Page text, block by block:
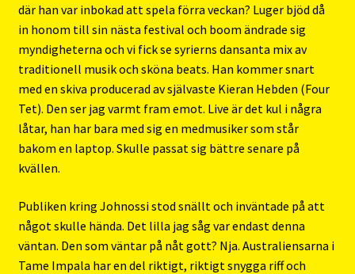
där han var inbokad att spela förra veckan? Luger bjöd då
in honom till sin nästa festival och boom ändrade sig
myndigheterna och vi fick se syrierns dansanta mix av
traditionell musik och sköna beats. Han kommer snart
med en skiva producerad av självaste Kieran Hebden (Four
Tet). Den ser jag varmt fram emot. Live är det kul i några
låtar, han har bara med sig en medmusiker som står
bakom en laptop. Skulle passat sig bättre senare på
kvällen.
Publiken kring Johnossi stod snällt och inväntade på att
något skulle hända. Det lilla jag såg var endast denna
väntan. Den som väntar på nåt gott? Nja. Australiensarna i
Tame Impala har en del riktigt, riktigt snygga riff och